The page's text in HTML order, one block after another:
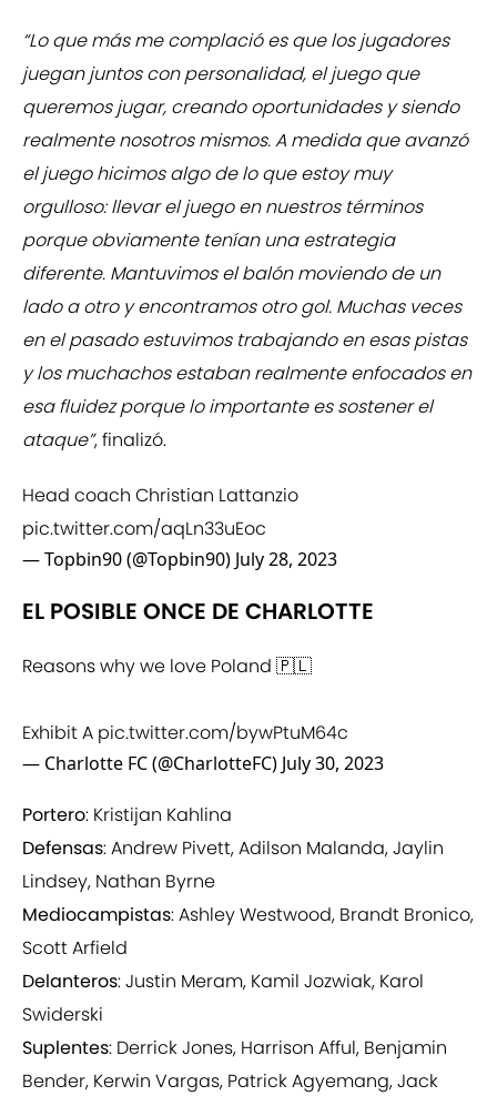
“Lo que más me complació es que los jugadores
juegan juntos con personalidad, el juego que
queremos jugar, creando oportunidades y siendo
realmente nosotros mismos. A medida que avanzó
el juego hicimos algo de lo que estoy muy
orgulloso: llevar el juego en nuestros términos
porque obviamente tenían una estrategia
diferente. Mantuvimos el balón moviendo de un
lado a otro y encontramos otro gol. Muchas veces
en el pasado estuvimos trabajando en esas pistas
y los muchachos estaban realmente enfocados en
esa fluidez porque lo importante es sostener el
ataque”, finalizó.
Head coach Christian Lattanzio
pic.twitter.com/aqLn33uEoc
— Topbin90 (@Topbin90) July 28, 2023
EL POSIBLE ONCE DE CHARLOTTE
Reasons why we love Poland 🇵🇱
Exhibit A pic.twitter.com/bywPtuM64c
— Charlotte FC (@CharlotteFC) July 30, 2023
Portero: Kristijan Kahlina
Defensas: Andrew Pivett, Adilson Malanda, Jaylin
Lindsey, Nathan Byrne
Mediocampistas: Ashley Westwood, Brandt Bronico,
Scott Arfield
Delanteros: Justin Meram, Kamil Jozwiak, Karol
Swiderski
Suplentes: Derrick Jones, Harrison Afful, Benjamin
Bender, Kerwin Vargas, Patrick Agyemang, Jack